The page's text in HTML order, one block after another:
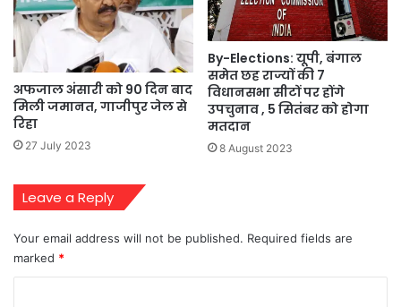
अफजाल अंसारी को 90 दिन बाद
मिली जमानत, गाजीपुर जेल से
रिहा
27 July 2023
By-Elections: यूपी, बंगाल
समेत छह राज्यों की 7
विधानसभा सीटों पर होंगे
उपचुनाव , 5 सितंबर को होगा
मतदान
8 August 2023
Leave a Reply
Your email address will not be published. Required fields are
marked *